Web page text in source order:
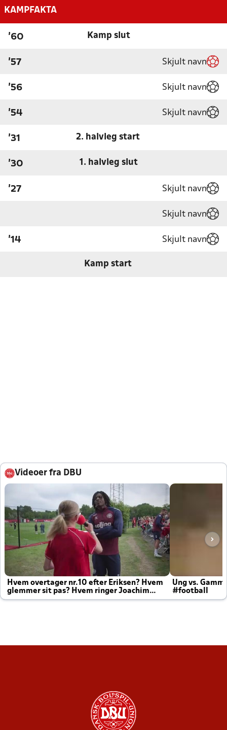
KAMPFAKTA
'60 Kamp slut
'57 Skjult navn
'56 Skjult navn
'54 Skjult navn
'31 2. halvleg start
'30 1. halvleg slut
'27 Skjult navn
Skjult navn
'14 Skjult navn
Kamp start
Videoer fra DBU
Hvem overtager nr.10 efter Eriksen? Hvem
glemmer sit pas? Hvem ringer Joachim
altid til efter kampe?
Ung vs.
#football